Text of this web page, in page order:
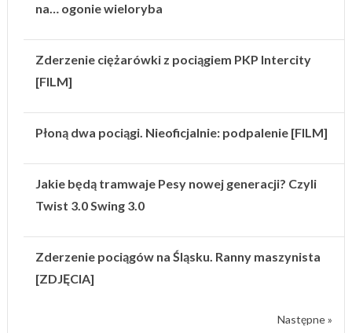
na… ogonie wieloryba
Zderzenie ciężarówki z pociągiem PKP Intercity
[FILM]
Płoną dwa pociągi. Nieoficjalnie: podpalenie [FILM]
Jakie będą tramwaje Pesy nowej generacji? Czyli
Twist 3.0 Swing 3.0
Zderzenie pociągów na Śląsku. Ranny maszynista
[ZDJĘCIA]
Następne »